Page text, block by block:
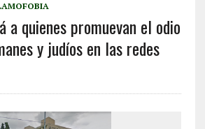
a quienes promuevan el odio
y judíos en las redes